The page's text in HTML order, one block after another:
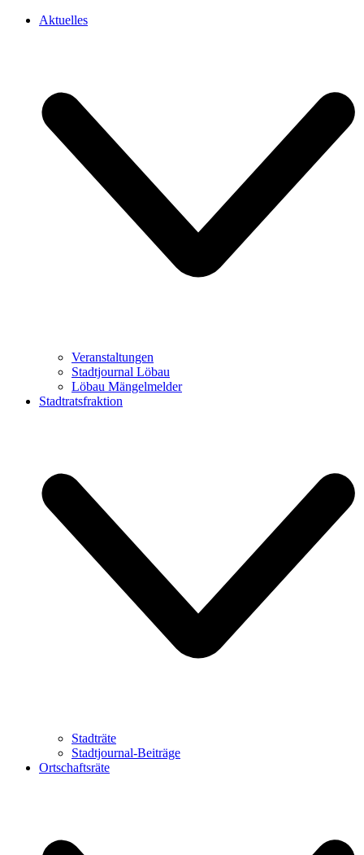
Aktuelles
Veranstaltungen
Stadtjournal Löbau
Löbau Mängelmelder
Stadtratsfraktion
Stadträte
Stadtjournal-Beiträge
Ortschaftsräte